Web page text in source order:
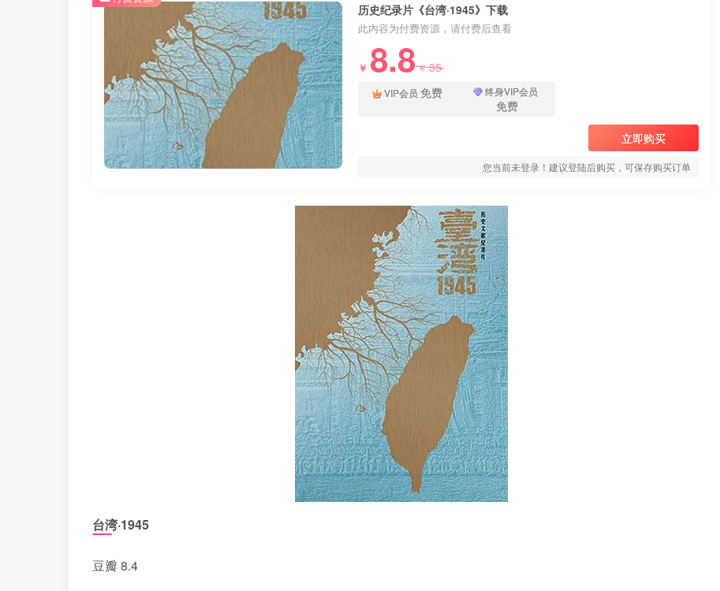
历史纪录片《台湾·1945》下载
此内容为付费资源，请付费后查看
￥ 8.8￥35
VIP会员 免费 终身VIP会员
免费
立即购买
您当前未登录！建议登陆后购买，可保存购买订单
台湾·1945
豆瓣 8.4